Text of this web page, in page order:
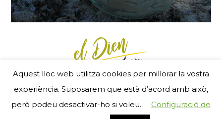
Menú Footer
- RGSEAA 25240 11 05 2 5 00007 - © 2017
ZigZag new mediai
Aquest lloc web utilitza cookies per millorar la vostra
experiència. Suposarem que està d’acord amb això,
però podeu desactivar-ho si voleu.
Configuració de